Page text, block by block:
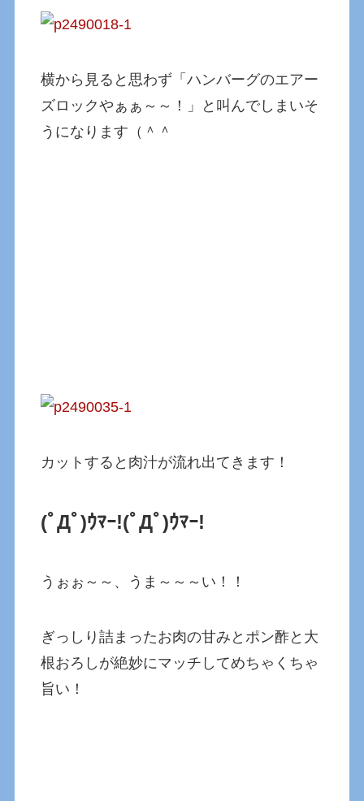
横から見ると思わず「ハンバーグのエアー
ズロックやぁぁ～～！」と叫んでしまいそ
うになります（＾＾
カットすると肉汁が流れ出てきます！
(ﾟДﾟ)ｳﾏｰ!(ﾟДﾟ)ｳﾏｰ!
うぉぉ～～、うま～～～い！！
ぎっしり詰まったお肉の甘みとポン酢と大
根おろしが絶妙にマッチしてめちゃくちゃ
旨い！